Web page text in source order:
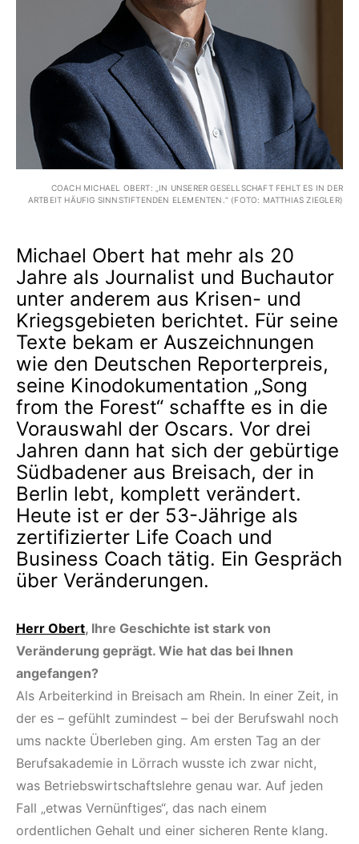
COACH MICHAEL OBERT: „IN UNSERER GESELLSCHAFT FEHLT ES IN DER
ARTBEIT HÄUFIG SINNSTIFTENDEN ELEMENTEN.“ (FOTO: MATTHIAS ZIEGLER)
Michael Obert hat mehr als 20
Jahre als Journalist und Buchautor
unter anderem aus Krisen- und
Kriegsgebieten berichtet. Für seine
Texte bekam er Auszeichnungen
wie den Deutschen Reporterpreis,
seine Kinodokumentation „Song
from the Forest“ schaffte es in die
Vorauswahl der Oscars. Vor drei
Jahren dann hat sich der gebürtige
Südbadener aus Breisach, der in
Berlin lebt, komplett verändert.
Heute ist er der 53-Jährige als
zertifizierter Life Coach und
Business Coach tätig. Ein Gespräch
über Veränderungen.
Herr Obert, Ihre Geschichte ist stark von
Veränderung geprägt. Wie hat das bei Ihnen
angefangen?
Als Arbeiterkind in Breisach am Rhein. In einer Zeit, in
der es – gefühlt zumindest – bei der Berufswahl noch
ums nackte Überleben ging. Am ersten Tag an der
Berufsakademie in Lörrach wusste ich zwar nicht,
was Betriebswirtschaftslehre genau war. Auf jeden
Fall „etwas Vernünftiges“, das nach einem
ordentlichen Gehalt und einer sicheren Rente klang.